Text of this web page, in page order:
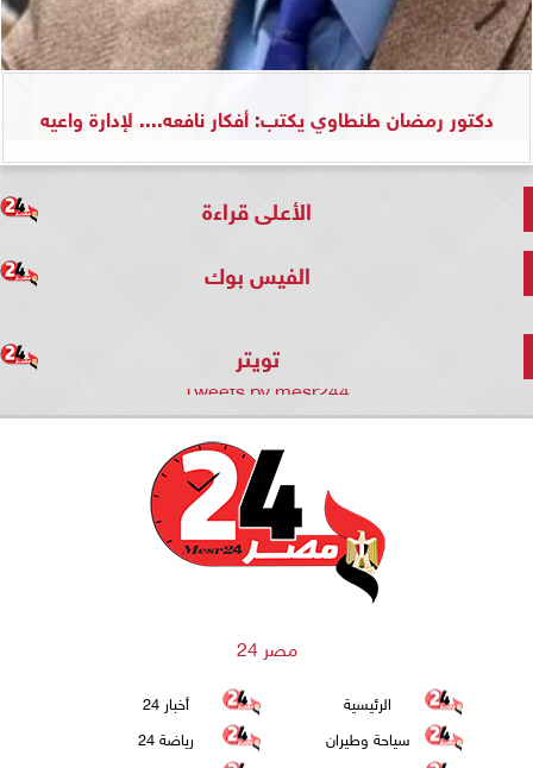
دكتور رمضان طنطاوي يكتب: أفكار نافعه.... لإدارة واعيه
الأعلى قراءة
الفيس بوك
تويتر
Tweets by mesr244
مصر 24
الرئيسية
أخبار 24
سياحة وطيران
رياضة 24